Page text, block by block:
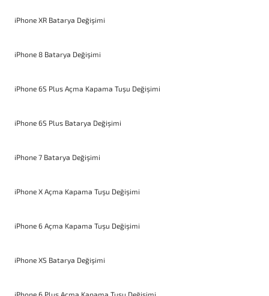
iPhone XR Batarya Değişimi
iPhone 8 Batarya Değişimi
iPhone 6S Plus Açma Kapama Tuşu Değişimi
iPhone 6S Plus Batarya Değişimi
iPhone 7 Batarya Değişimi
iPhone X Açma Kapama Tuşu Değişimi
iPhone 6 Açma Kapama Tuşu Değişimi
iPhone XS Batarya Değişimi
iPhone 6 Plus Açma Kapama Tuşu Değişimi